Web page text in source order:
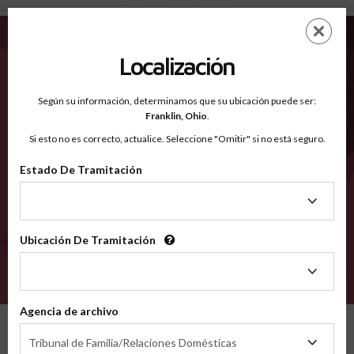
Rawlins KS - Condados Reconocidos
EN
Condados Reconocidos
2600
Localización
Según su información, determinamos que su ubicación puede ser:
Franklin, Ohio.
Si esto no es correcto, actualice. Seleccione "Omitir" si no está seguro.
Estado De Tramitación
Tramitación
Ubicación De Tramitación
Tramitación
Agencia de archivo
Tribunal de Familia/Relaciones Domésticas
de